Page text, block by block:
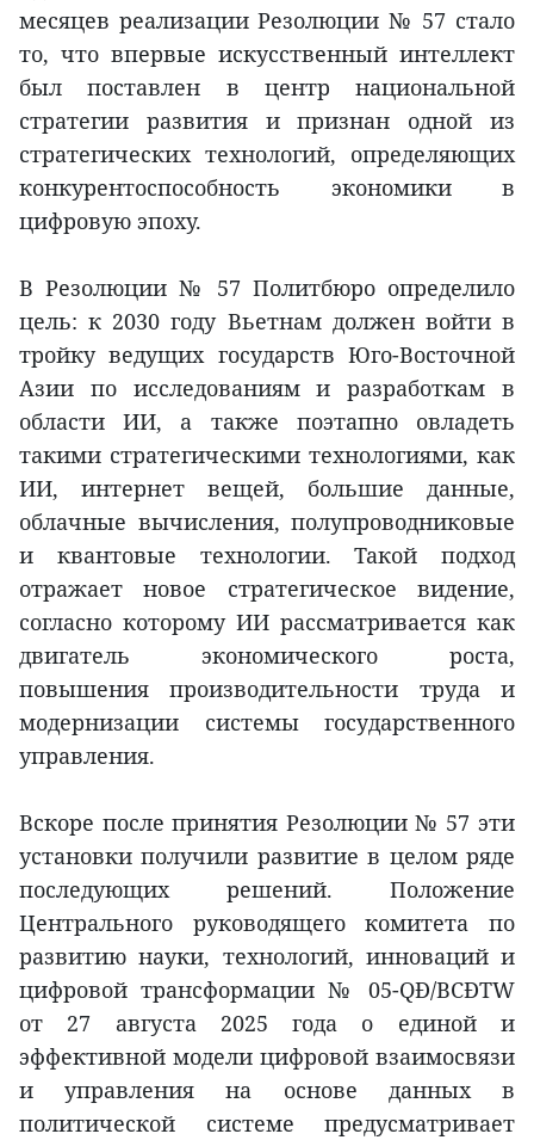
месяцев реализации Резолюции № 57 стало
то, что впервые искусственный интеллект
был поставлен в центр национальной
стратегии развития и признан одной из
стратегических технологий, определяющих
конкурентоспособность экономики в
цифровую эпоху.
В Резолюции № 57 Политбюро определило
цель: к 2030 году Вьетнам должен войти в
тройку ведущих государств Юго-Восточной
Азии по исследованиям и разработкам в
области ИИ, а также поэтапно овладеть
такими стратегическими технологиями, как
ИИ, интернет вещей, большие данные,
облачные вычисления, полупроводниковые
и квантовые технологии. Такой подход
отражает новое стратегическое видение,
согласно которому ИИ рассматривается как
двигатель экономического роста,
повышения производительности труда и
модернизации системы государственного
управления.
Вскоре после принятия Резолюции № 57 эти
установки получили развитие в целом ряде
последующих решений. Положение
Центрального руководящего комитета по
развитию науки, технологий, инноваций и
цифровой трансформации № 05-QĐ/BCĐTW
от 27 августа 2025 года о единой и
эффективной модели цифровой взаимосвязи
и управления на основе данных в
политической системе предусматривает